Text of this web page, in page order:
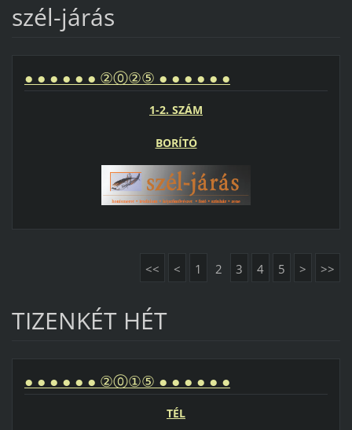
szél-járás
● ● ● ● ● ● ②⓪②⑤ ● ● ● ● ● ●
1-2. SZÁM
BORÍTÓ
<< < 1 2 3 4 5 > >>
TIZENKÉT HÉT
● ● ● ● ● ● ②⓪①⑤ ● ● ● ● ● ●
TÉL